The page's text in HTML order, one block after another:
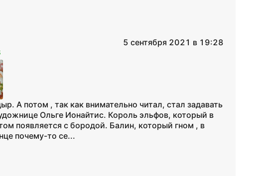
5 сентября 2021 в 19:28
А потом , так как внимательно читал, стал задавать
Ольге Ионайтис. Король эльфов, который в
появляется с бородой. Балин, который гном , в
почему-то се...